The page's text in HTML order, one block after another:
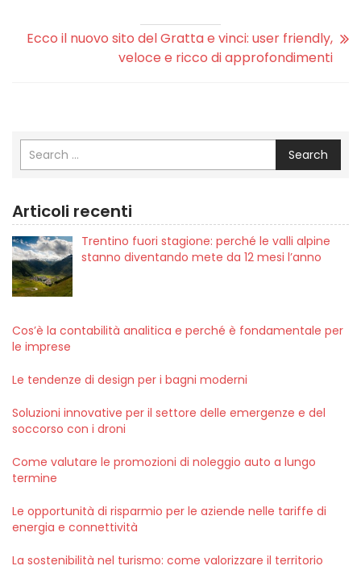
Ecco il nuovo sito del Gratta e vinci: user friendly,
veloce e ricco di approfondimenti
Search
Articoli recenti
Trentino fuori stagione: perché le valli alpine
stanno diventando mete da 12 mesi l’anno
Cos’è la contabilità analitica e perché è fondamentale per
le imprese
Le tendenze di design per i bagni moderni
Soluzioni innovative per il settore delle emergenze e del
soccorso con i droni
Come valutare le promozioni di noleggio auto a lungo
termine
Le opportunità di risparmio per le aziende nelle tariffe di
energia e connettività
La sostenibilità nel turismo: come valorizzare il territorio